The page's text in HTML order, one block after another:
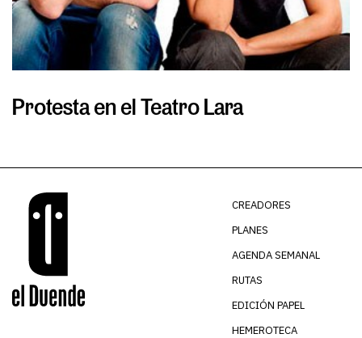
Protesta en el Teatro Lara
CREADORES
PLANES
AGENDA SEMANAL
RUTAS
EDICIÓN PAPEL
HEMEROTECA